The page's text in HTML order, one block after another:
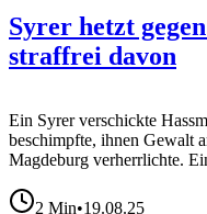
Syrer hetzt
straffrei davon
Ein Syrer verschickte
beschimpfte, ihnen Gewalt
Magdeburg verherrlichte.
2 Min•19.08.25